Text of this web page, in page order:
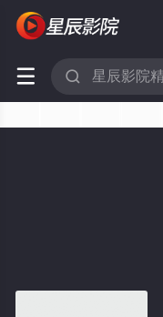
 